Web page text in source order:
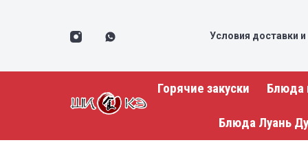
Условия доставки
Горячие закуски Блюда
Блюда Луань